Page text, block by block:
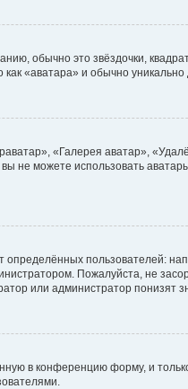
обычно это звёздочки,
«аватара» и обычно уникально
«Галерея аватар»,
не можете использовать
пользователей:
Пожалуйста, не
или администратор понизят
в конференцию форму, и